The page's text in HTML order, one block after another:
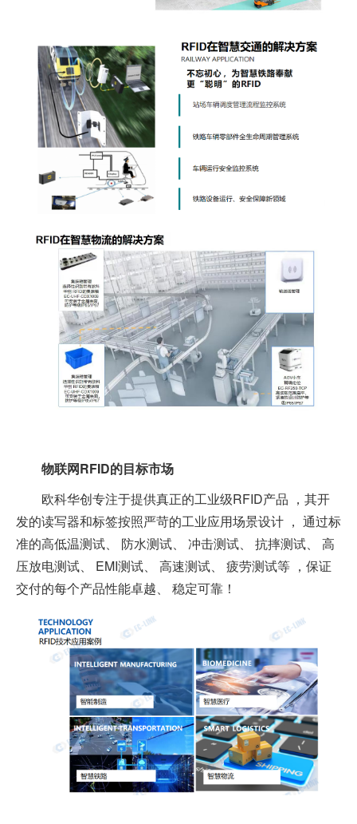
物联网RFID的目标市场
欧科华创专注于提供真正的工业级RFID产品 ，其开
发的读写器和标签按照严苛的工业应用场景设计 ， 通过标
准的高低温测试、 防水测试、 冲击测试、 抗摔测试、 高
压放电测试、 EMI测试、 高速测试、 疲劳测试等 ，保证
交付的每个产品性能卓越、 稳定可靠！